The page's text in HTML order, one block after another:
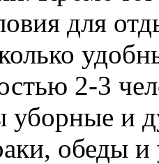
для
2-3
уборные и
обеды